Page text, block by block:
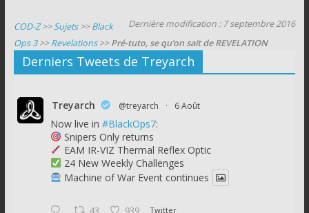
Dernière modification : 7 septembre 2016
COD-Z>>Sujets>>Black
Ops 3>>Revelations>>Pré-tuto, se qu’on sait de REVELATION
Derniers Tweets de Treyarch
Treyarch @treyarch · 6 Août
Now live in #BlackOps7:
Snipers Only returns
EAM IR-VIZ Thermal Reflex Optic
24 New Weekly Challenges
Machine of War Event continues
43 939 Twitter